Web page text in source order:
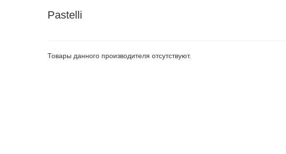
Pastelli
Товары данного производителя отсутствуют.